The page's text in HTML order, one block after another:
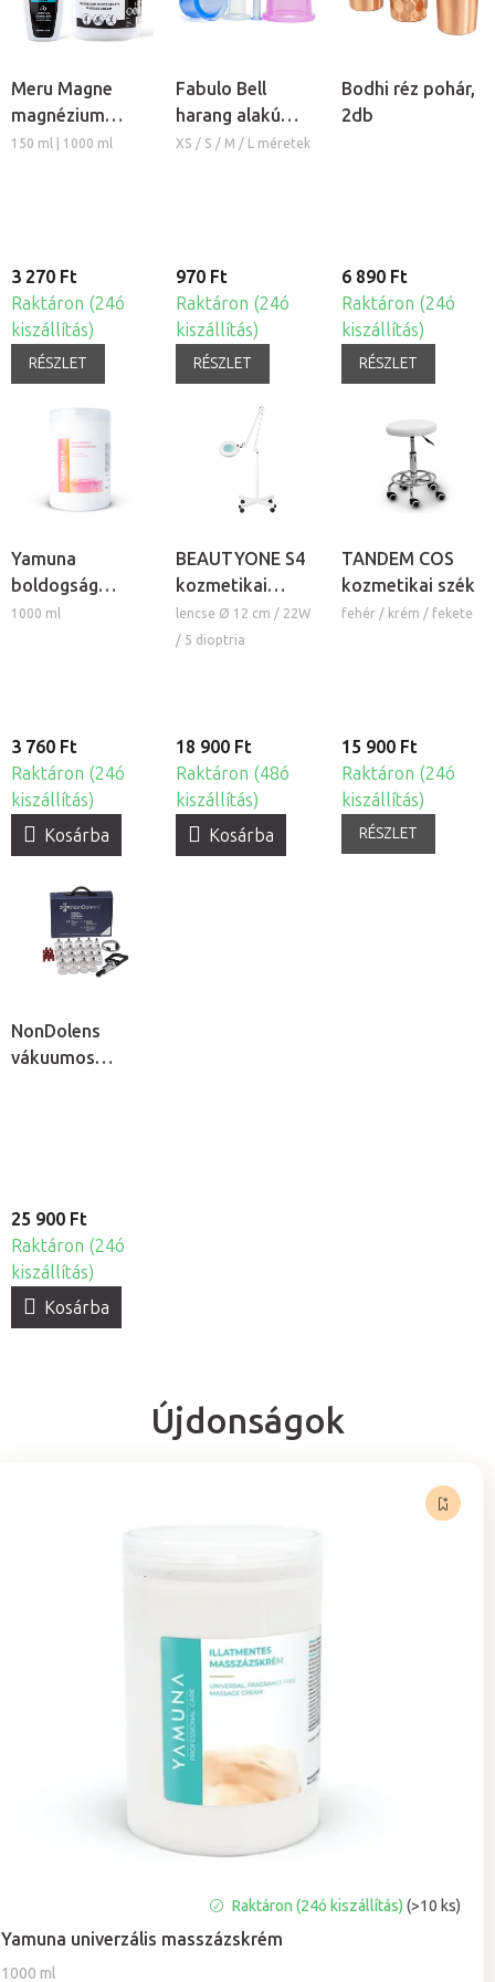
Meru Magne
magnézium
masszázs krém
150 ml | 1000 ml
3 270 Ft
Raktáron (24ó
kiszállítás)
RÉSZLET
Fabulo Bell
harang alakú
szilikon köpöly
XS / S / M / L méretek
970 Ft
Raktáron (24ó
kiszállítás)
RÉSZLET
Bodhi réz pohár,
2db
6 890 Ft
Raktáron (24ó
kiszállítás)
RÉSZLET
Yamuna
boldogság
masszázskrém
1000 ml
3 760 Ft
Raktáron (24ó
kiszállítás)
Kosárba
BEAUTYONE S4
kozmetikai
lámpa nagyítóval
és állvánnyal
lencse Ø 12 cm / 22W
/ 5 dioptria
18 900 Ft
Raktáron (48ó
kiszállítás)
Kosárba
TANDEM COS
kozmetikai szék
fehér / krém / fekete
15 900 Ft
Raktáron (24ó
kiszállítás)
RÉSZLET
NonDolens
vákuumos
25 900 Ft
Raktáron (24ó
kiszállítás)
Kosárba
Újdonságok
Yamuna univerzális masszázskrém
1000 ml
Raktáron (24ó kiszállítás) (>10 ks)